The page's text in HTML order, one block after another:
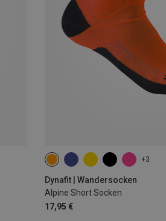
+3
Dynafit | Wandersocken
Alpine Short Socken
17,95 €
35|36|37|38 39|40|41|42